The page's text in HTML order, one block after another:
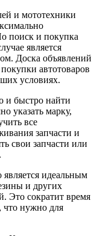
и мототехники
поиск и покупка
является
Доска объявлений
автотоваров
условиях.
и быстро найти
указать марку,
все
запчасти и
свои запчасти или
идеальным
и других
Это сократит время
что нужно для